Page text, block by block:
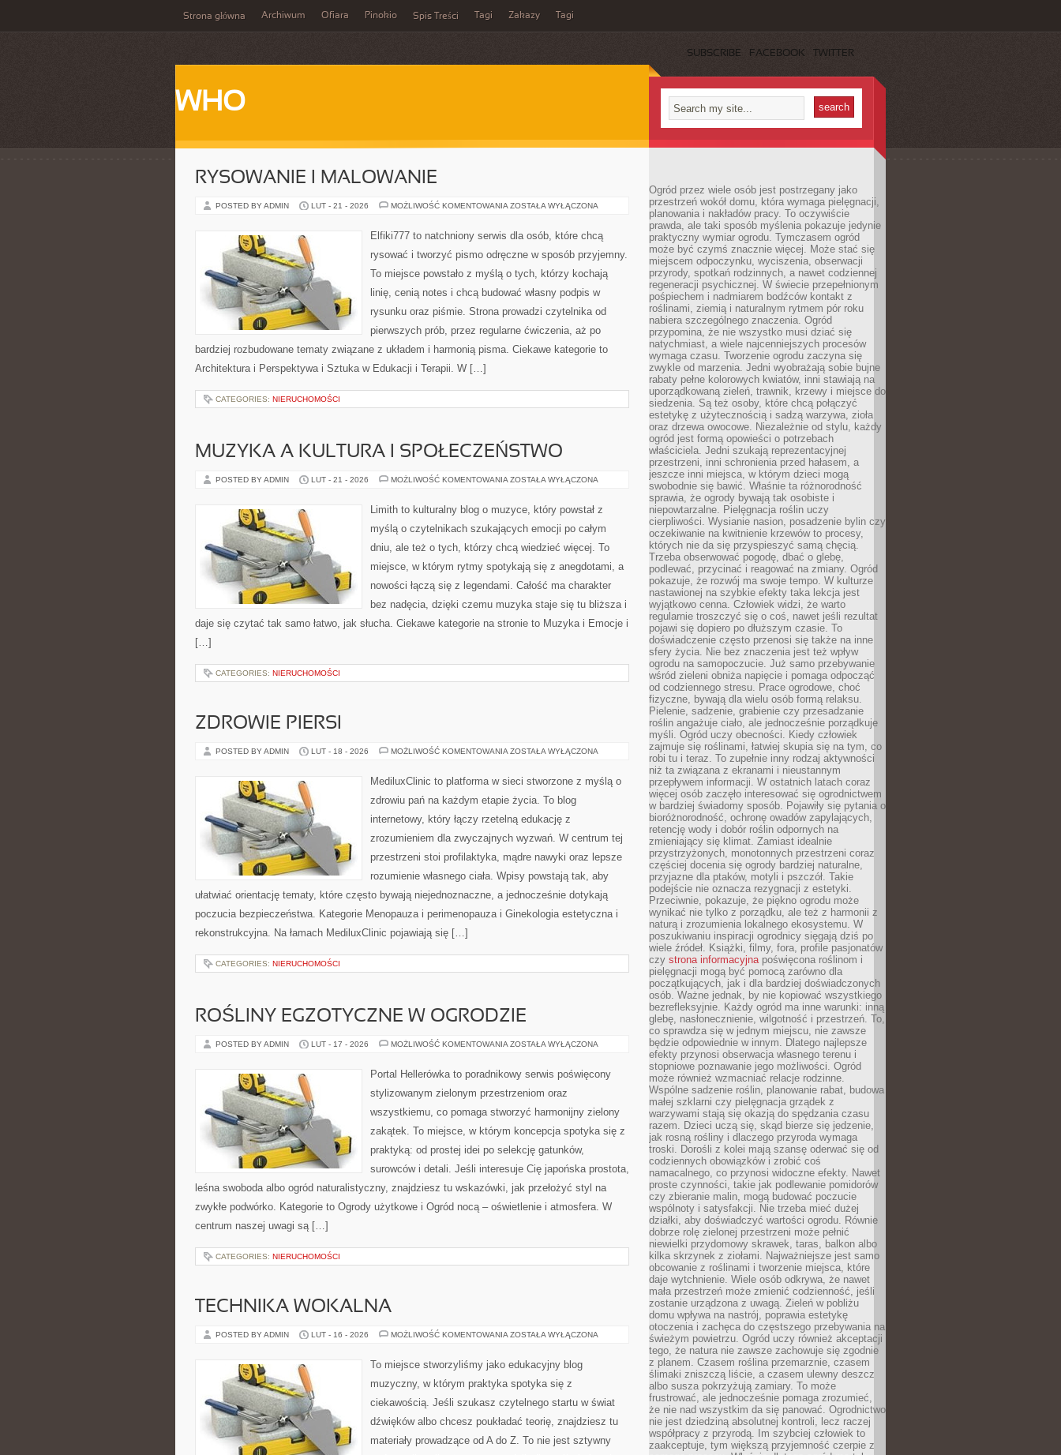
Strona główna Archiwum Ofiara Pinokio Spis Treści Tagi Zakazy Tagi
SUBSCRIBE FACEBOOK TWITTER
WHO
RYSOWANIE I MALOWANIE
POSTED BY ADMIN LUT - 21 - 2026 MOŻLIWOŚĆ KOMENTOWANIA RYSOWANIE
ZOSTAŁA WYŁĄCZONA
Elfiki777 to natchniony serwis dla osób, które chcą
rysować i tworzyć pismo odręczne w sposób przyjemny.
To miejsce powstało z myślą o tych, którzy kochają
linię, cenią notes i chcą budować własny podpis w
rysunku oraz piśmie. Strona prowadzi czytelnika od
pierwszych prób, przez regularne ćwiczenia, aż po
bardziej rozbudowane tematy związane z układem i harmonią pisma. Ciekawe kategorie to
Architektura i Perspektywa i Sztuka w Edukacji i Terapii. W […]
CATEGORIES: NIERUCHOMOŚCI
MUZYKA A KULTURA I SPOŁECZEŃSTWO
POSTED BY ADMIN LUT - 21 - 2026 MOŻLIWOŚĆ KOMENTOWANIA MUZYKA
SPOŁECZEŃSTWO
ZOSTAŁA WYŁĄCZONA
Limith to kulturalny blog o muzyce, który powstał z
myślą o czytelnikach szukających emocji po całym
dniu, ale też o tych, którzy chcą wiedzieć więcej. To
miejsce, w którym rytmy spotykają się z anegdotami, a
nowości łączą się z legendami. Całość ma charakter
bez nadęcia, dzięki czemu muzyka staje się tu bliższa i
daje się czytać tak samo łatwo, jak słucha. Ciekawe kategorie na stronie to Muzyka i Emocje i
[…]
CATEGORIES: NIERUCHOMOŚCI
ZDROWIE PIERSI
POSTED BY ADMIN LUT - 18 - 2026 MOŻLIWOŚĆ KOMENTOWANIA ZDROWIE
ZOSTAŁA WYŁĄCZONA
MediluxClinic to platforma w sieci stworzone z myślą o
zdrowiu pań na każdym etapie życia. To blog
internetowy, który łączy rzetelną edukację z
zrozumieniem dla zwyczajnych wyzwań. W centrum tej
przestrzeni stoi profilaktyka, mądre nawyki oraz lepsze
rozumienie własnego ciała. Wpisy powstają tak, aby
ułatwiać orientację tematy, które często bywają niejednoznaczne, a jednocześnie dotykają
poczucia bezpieczeństwa. Kategorie Menopauza i perimenopauza i Ginekologia estetyczna i
rekonstrukcyjna. Na łamach MediluxClinic pojawiają się […]
CATEGORIES: NIERUCHOMOŚCI
ROŚLINY EGZOTYCZNE W OGRODZIE
POSTED BY ADMIN LUT - 17 - 2026 MOŻLIWOŚĆ KOMENTOWANIA ROŚLINY
OGRODZIE
ZOSTAŁA WYŁĄCZONA
Portal Hellerówka to poradnikowy serwis poświęcony
stylizowanym zielonym przestrzeniom oraz
wszystkiemu, co pomaga stworzyć harmonijny zielony
zakątek. To miejsce, w którym koncepcja spotyka się z
praktyką: od prostej idei po selekcję gatunków,
surowców i detali. Jeśli interesuje Cię japońska prostota,
leśna swoboda albo ogród naturalistyczny, znajdziesz tu wskazówki, jak przełożyć styl na
zwykłe podwórko. Kategorie to Ogrody użytkowe i Ogród nocą – oświetlenie i atmosfera. W
centrum naszej uwagi są […]
CATEGORIES: NIERUCHOMOŚCI
TECHNIKA WOKALNA
POSTED BY ADMIN LUT - 16 - 2026 MOŻLIWOŚĆ KOMENTOWANIA TECHNIKA
ZOSTAŁA WYŁĄCZONA
To miejsce stworzyliśmy jako edukacyjny blog
muzyczny, w którym praktyka spotyka się z
ciekawością. Jeśli szukasz czytelnego startu w świat
dźwięków albo chcesz poukładać teorię, znajdziesz tu
materiały prowadzące od A do Z. To nie jest sztywny
Ogród przez wiele osób jest postrzegany jako
przestrzeń wokół domu, która wymaga pielęgnacji,
planowania i nakładów pracy. To oczywiście
prawda, ale taki sposób myślenia pokazuje jedynie
praktyczny wymiar ogrodu. Tymczasem ogród
może być czymś znacznie więcej. Może stać się
miejscem odpoczynku, wyciszenia, obserwacji
przyrody, spotkań rodzinnych, a nawet codziennej
regeneracji psychicznej. W świecie przepełnionym
pośpiechem i nadmiarem bodźców kontakt z
roślinami, ziemią i naturalnym rytmem pór roku
nabiera szczególnego znaczenia. Ogród
przypomina, że nie wszystko musi dziać się
natychmiast, a wiele najcenniejszych procesów
wymaga czasu. Tworzenie ogrodu zaczyna się
zwykle od marzenia. Jedni wyobrażają sobie bujne
rabaty pełne kolorowych kwiatów, inni stawiają na
uporządkowaną zieleń, trawnik, krzewy i miejsce do
siedzenia. Są też osoby, które chcą połączyć
estetykę z użytecznością i sadzą warzywa, zioła
oraz drzewa owocowe. Niezależnie od stylu, każdy
ogród jest formą opowieści o potrzebach
właściciela. Jedni szukają reprezentacyjnej
przestrzeni, inni schronienia przed hałasem, a
jeszcze inni miejsca, w którym dzieci mogą
swobodnie się bawić. Właśnie ta różnorodność
sprawia, że ogrody bywają tak osobiste i
niepowtarzalne. Pielęgnacja roślin uczy
cierpliwości. Wysianie nasion, posadzenie bylin czy
oczekiwanie na kwitnienie krzewów to procesy,
których nie da się przyspieszyć samą chęcią.
Trzeba obserwować pogodę, dbać o glebę,
podlewać, przycinać i reagować na zmiany. Ogród
pokazuje, że rozwój ma swoje tempo. W kulturze
nastawionej na szybkie efekty taka lekcja jest
wyjątkowo cenna. Człowiek widzi, że warto
regularnie troszczyć się o coś, nawet jeśli rezultat
pojawi się dopiero po dłuższym czasie. To
doświadczenie często przenosi się także na inne
sfery życia. Nie bez znaczenia jest też wpływ
ogrodu na samopoczucie. Już samo przebywanie
wśród zieleni obniża napięcie i pomaga odpocząć
od codziennego stresu. Prace ogrodowe, choć
fizyczne, bywają dla wielu osób formą relaksu.
Pielenie, sadzenie, grabienie czy przesadzanie
roślin angażuje ciało, ale jednocześnie porządkuje
myśli. Ogród uczy obecności. Kiedy człowiek
zajmuje się roślinami, łatwiej skupia się na tym, co
robi tu i teraz. To zupełnie inny rodzaj aktywności
niż ta związana z ekranami i nieustannym
przepływem informacji. W ostatnich latach coraz
więcej osób zaczęło interesować się ogrodnictwem
w bardziej świadomy sposób. Pojawiły się pytania o
bioróżnorodność, ochronę owadów zapylających,
retencję wody i dobór roślin odpornych na
zmieniający się klimat. Zamiast idealnie
przystrzyżonych, monotonnych przestrzeni coraz
częściej docenia się ogrody bardziej naturalne,
przyjazne dla ptaków, motyli i pszczół. Takie
podejście nie oznacza rezygnacji z estetyki.
Przeciwnie, pokazuje, że piękno ogrodu może
wynikać nie tylko z porządku, ale też z harmonii z
naturą i zrozumienia lokalnego ekosystemu. W
poszukiwaniu inspiracji ogrodnicy sięgają dziś po
wiele źródeł. Książki, filmy, fora, profile pasjonatów
czy strona informacyjnapoświęcona roślinom i
pielęgnacji mogą być pomocą zarówno dla
początkujących, jak i dla bardziej doświadczonych
osób. Ważne jednak, by nie kopiować wszystkiego
bezrefleksyjnie. Każdy ogród ma inne warunki: inną
glebę, nasłonecznienie, wilgotność i przestrzeń. To,
co sprawdza się w jednym miejscu, nie zawsze
będzie odpowiednie w innym. Dlatego najlepsze
efekty przynosi obserwacja własnego terenu i
stopniowe poznawanie jego możliwości. Ogród
może również wzmacniać relacje rodzinne.
Wspólne sadzenie roślin, planowanie rabat, budowa
małej szklarni czy pielęgnacja grządek z
warzywami stają się okazją do spędzania czasu
razem. Dzieci uczą się, skąd bierze się jedzenie,
jak rosną rośliny i dlaczego przyroda wymaga
troski. Dorośli z kolei mają szansę oderwać się od
codziennych obowiązków i zrobić coś
namacalnego, co przynosi widoczne efekty. Nawet
proste czynności, takie jak podlewanie pomidorów
czy zbieranie malin, mogą budować poczucie
wspólnoty i satysfakcji. Nie trzeba mieć dużej
działki, aby doświadczyć wartości ogrodu. Równie
dobrze rolę zielonej przestrzeni może pełnić
niewielki przydomowy skrawek, taras, balkon albo
kilka skrzynek z ziołami. Najważniejsze jest samo
obcowanie z roślinami i tworzenie miejsca, które
daje wytchnienie. Wiele osób odkrywa, że nawet
mała przestrzeń może zmienić codzienność, jeśli
zostanie urządzona z uwagą. Zieleń w pobliżu
domu wpływa na nastrój, poprawia estetykę
otoczenia i zachęca do częstszego przebywania na
świeżym powietrzu. Ogród uczy również akceptacji
tego, że natura nie zawsze zachowuje się zgodnie
z planem. Czasem roślina przemarznie, czasem
ślimaki zniszczą liście, a czasem ulewny deszcz
albo susza pokrzyżują zamiary. To może
frustrować, ale jednocześnie pomaga zrozumieć,
że nie nad wszystkim da się panować. Ogrodnictwo
nie jest dziedziną absolutnej kontroli, lecz raczej
współpracy z przyrodą. Im szybciej człowiek to
zaakceptuje, tym większą przyjemność czerpie z